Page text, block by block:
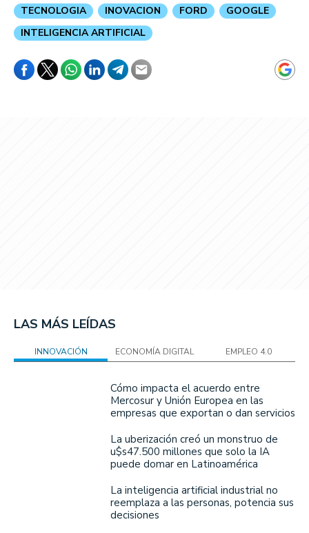
TECNOLOGIA INOVACION FORD
GOOGLE
INTELIGENCIA ARTIFICIAL
LAS MÁS LEÍDAS
INNOVACIÓN ECONOMÍA DIGITAL EMPLEO 4.0
Cómo impacta el acuerdo entre
Mercosur y Unión Europea en las
empresas que exportan o dan servicios
La uberización creó un monstruo de
u$s47.500 millones que solo la IA
puede domar en Latinoamérica
La inteligencia artificial industrial no
reemplaza a las personas, potencia sus
decisiones